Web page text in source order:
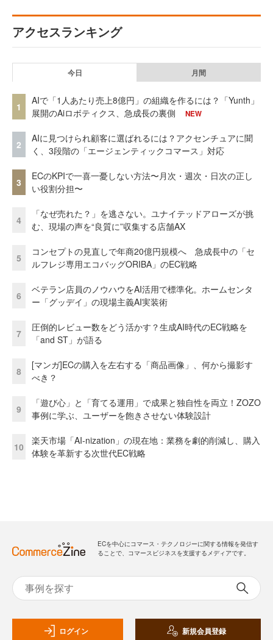
アクセスランキング
今日 月間
1
AIで「1人あたり売上8億円」の組織を作るには？「Yunth」
展開のAiロボティクス、急成長の裏側
NEW
2
AIに見つけられ顧客に選ばれるには？アクセンチュアに聞
く、3段階の「エージェンティックコマース」対応
3
ECのKPIで一喜一憂しない方法〜月次・週次・日次の正し
い役割分担〜
4
「なぜ売れた？」を逃さない。ユナイテッドアローズが挑
む、現場の声を“良質に”収集する店舗AX
5
コンセプトの見直しで年商20億円規模へ 急成長中の「セ
ルフレジ専用エコバッグORIBA」のEC戦略
6
ベテラン店員のノウハウをAI活用で標準化。ホームセンタ
ー「グッデイ」の現場主義AI実装術
7
圧倒的レビュー数をどう活かす？生成AI時代のEC戦略を
「and ST」が語る
8
[マンガ]ECの購入を左右する「商品画像」、何から撮影す
べき？
9
「遊び心」と「育てる運用」で成果と独自性を両立！ZOZO
事例に学ぶ、ユーザーを飽きさせない体験設計
10
楽天市場「AI-nization」の現在地：業務を劇的削減し、購入
体験を革新する次世代EC戦略
ECを中心にコマース・テクノロジーに関する情報を発信す
ることで、コマースビジネスを支援するメディアです。
ログイン 新規会員登録